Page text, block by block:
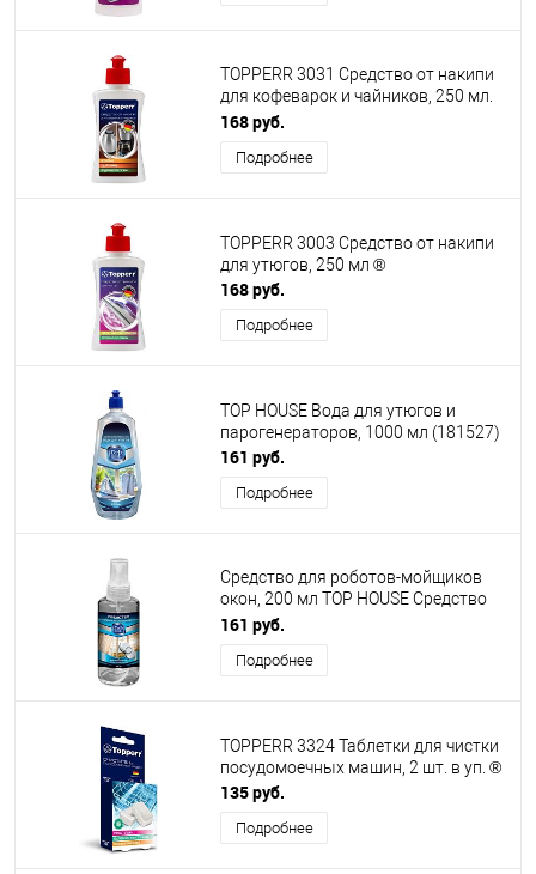
TOPPERR 3031 Средство от накипи
для кофеварок и чайников, 250 мл.
(R)
168 руб.
Подробнее
TOPPERR 3003 Средство от накипи
для утюгов, 250 мл ®
168 руб.
Подробнее
TOP HOUSE Вода для утюгов и
парогенераторов, 1000 мл (181527)
161 руб.
Подробнее
Средство для роботов-мойщиков
окон, 200 мл TOP HOUSE Средство
для роботов-мойщиков окон, 200
мл (181770)
161 руб.
Подробнее
TOPPERR 3324 Таблетки для чистки
посудомоечных машин, 2 шт. в уп. ®
135 руб.
Подробнее